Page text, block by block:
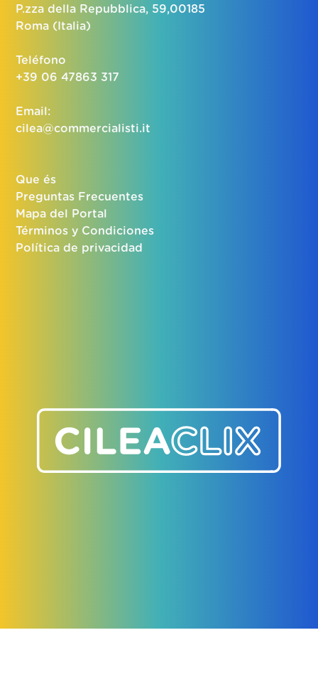
P.zza della Repubblica, 59,00185
Roma (Italia)
Teléfono
+39 06 47863 317
Email:
cilea@commercialisti.it
Que és
Preguntas Frecuentes
Mapa del Portal
Términos y Condiciones
Política de privacidad